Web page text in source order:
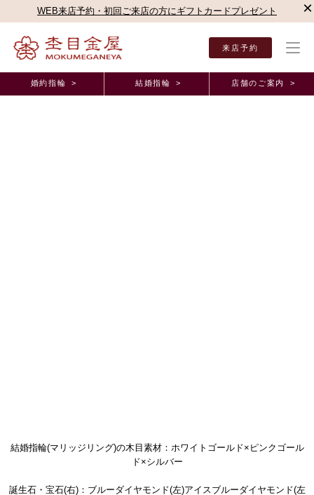
WEB来店予約・初回ご来店の方にギフトカードプレゼント ×
来店予約
婚約指輪 > 結婚指輪 > 店舗のご案内 >
結婚指輪(マリッジリング)の木目素材：ホワイトゴールド×ピンクゴール
ド×シルバー
誕生石・宝石(右)：ブルーダイヤモンド(左)アイスブルーダイヤモンド(左